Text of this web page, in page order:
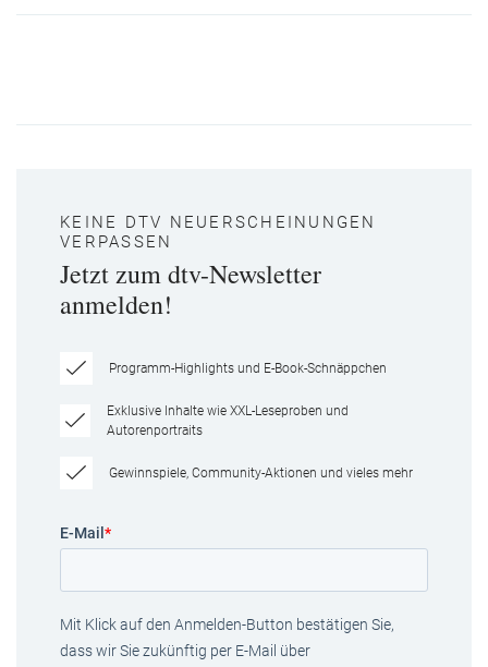
KEINE DTV NEUERSCHEINUNGEN
VERPASSEN
Jetzt zum dtv-Newsletter
anmelden!
Programm-Highlights und E-Book-Schnäppchen
Exklusive Inhalte wie XXL-Leseproben und
Autorenportraits
Gewinnspiele, Community-Aktionen und vieles mehr
E-Mail *
Mit Klick auf den Anmelden-Button bestätigen Sie,
dass wir Sie zukünftig per E-Mail über